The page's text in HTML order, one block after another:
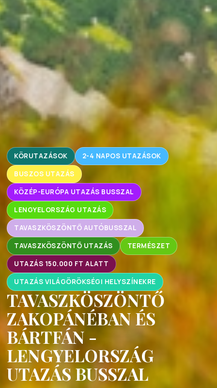
KÖRUTAZÁSOK 2-4 NAPOS UTAZÁSOK
BUSZOS UTAZÁS
KÖZÉP-EURÓPA UTAZÁS BUSSZAL
LENGYELORSZÁG UTAZÁS
TAVASZKÖSZÖNTŐ AUTÓBUSSZAL
TAVASZKÖSZÖNTŐ UTAZÁS TERMÉSZET
UTAZÁS 150.000 FT ALATT
UTAZÁS VILÁGÖRÖKSÉGI HELYSZÍNEKRE
TAVASZKÖSZÖNTŐ
ZAKOPÁNÉBAN ÉS
BÁRTFÁN -
LENGYELORSZÁG
UTAZÁS BUSSZAL